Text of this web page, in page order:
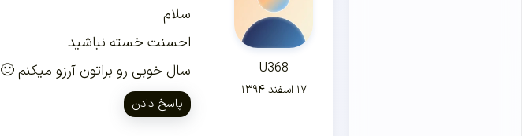
U368
۱۷ اسفند ۱۳۹۴
سلام
احسنت خسته نباشید
سال خوبی رو براتون آرزو میکنم 🙂
پاسخ دادن